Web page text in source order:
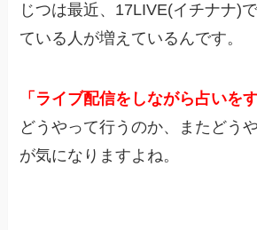
じつは最近、17LIVE(イチナナ)
ている人が増えているんです。
「ライブ配信をしながら占いをす
どうやって行うのか、またどう
が気になりますよね。